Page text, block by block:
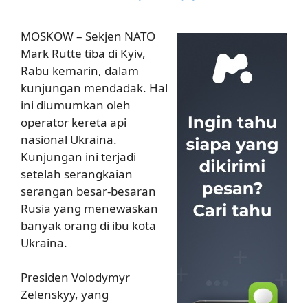
MOSKOW – Sekjen NATO
Mark Rutte tiba di Kyiv,
Rabu kemarin, dalam
kunjungan mendadak. Hal
ini diumumkan oleh
operator kereta api
nasional Ukraina.
Kunjungan ini terjadi
setelah serangkaian
serangan besar-besaran
Rusia yang menewaskan
banyak orang di ibu kota
Ukraina.
Presiden Volodymyr
Zelenskyy, yang